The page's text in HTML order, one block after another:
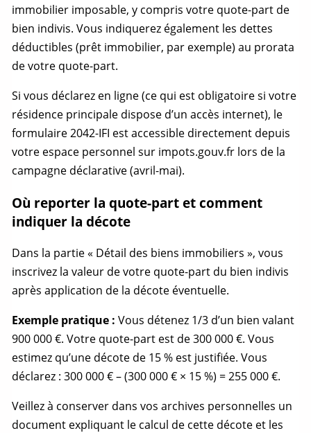
immobilier imposable, y compris votre quote-partde
bien indivis. Vous indiquerez également les dettes
déductibles (prêt immobilier, par exemple) au prorata
de votre quote-part.
Si vous déclarez en ligne (ce qui est obligatoire si votre
résidence principale dispose d’un accès internet), le
formulaire 2042-IFI est accessible directement depuis
votre espace personnel sur impots.gouv.fr lors de la
campagne déclarative (avril-mai).
Où reporter la quote-part et comment
indiquer la décote
Dans la partie « Détail des biens immobiliers », vous
inscrivez la valeur de votre quote-partdu bien indivis
après application de la décote éventuelle.
Exemple pratique : Vous détenez 1/3 d’un bien valant
900 000 €. Votre quote-partest de 300 000 €. Vous
estimez qu’une décote de 15 % est justifiée. Vous
déclarez : 300 000 € – (300 000 € × 15 %) = 255 000 €.
Veillez à conserver dans vos archives personnelles un
document expliquant le calcul de cette décote et les